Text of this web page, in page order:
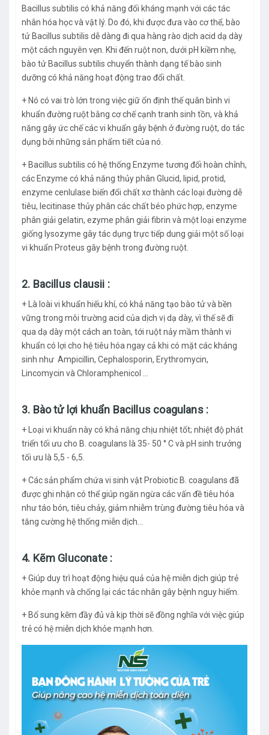
Bacillus subtilis có khả năng đối kháng mạnh với các tác
nhân hóa học và vật lý. Do đó, khi được đưa vào cơ thể, bào
tử Bacillus subtilis dễ dàng đi qua hàng rào dịch acid dạ dày
một cách nguyên vẹn. Khi đến ruột non, dưới pH kiềm nhẹ,
bào tử Bacillus subtilis chuyển thành dạng tế bào sinh
dưỡng có khả năng hoạt động trao đổi chất.
+ Nó có vai trò lớn trong việc giữ ổn định thế quân bình vi
khuẩn đường ruột bằng cơ chế cạnh tranh sinh tồn, và khả
năng gây ức chế các vi khuẩn gây bệnh ở đường ruột, do tác
dụng bởi những sản phẩm tiết của nó.
+ Bacillus subtilis có hệ thống Enzyme tương đối hoàn chỉnh,
các Enzyme có khả năng thủy phân Glucid, lipid, protid,
enzyme cenlulase biến đổi chất xơ thành các loại đường dễ
tiêu, lecitinase thủy phân các chất béo phức hợp, enzyme
phân giải gelatin, ezyme phân giải fibrin và một loại enzyme
giống lysozyme gây tác dụng trực tiếp dung giải một số loại
vi khuẩn Proteus gây bệnh trong đường ruột.
2. Bacillus clausii :
+ Là loài vi khuẩn hiếu khí, có khả năng tạo bào tử và bền
vững trong môi trường acid của dịch vị dạ dày, vì thế sẽ đi
qua dạ dày một cách an toàn, tới ruột nảy mầm thành vi
khuẩn có lợi cho hệ tiêu hóa ngay cả khi có mặt các kháng
sinh như Ampicillin, Cephalosporin, Erythromycin,
Lincomycin và Chloramphenicol ...
3. Bào tử lợi khuẩn Bacillus coagulans :
+ Loại vi khuẩn này có khả năng chịu nhiệt tốt; nhiệt độ phát
triển tối ưu cho B. coagulans là 35- 50 ° C và pH sinh trưởng
tối ưu là 5,5 - 6,5.
+ Các sản phẩm chứa vi sinh vật Probiotic B. coagulans đã
được ghi nhận có thể giúp ngăn ngừa các vấn đề tiêu hóa
như táo bón, tiêu chảy, giảm nhiễm trùng đường tiêu hóa và
tăng cường hệ thống miễn dịch...
4. Kẽm Gluconate :
+ Giúp duy trì hoạt động hiệu quả của hệ miễn dịch giúp trẻ
khỏe mạnh và chống lại các tác nhân gây bệnh nguy hiểm.
+ Bổ sung kẽm đầy đủ và kịp thời sẽ đồng nghĩa với việc giúp
trẻ có hệ miễn dịch khỏe mạnh hơn.